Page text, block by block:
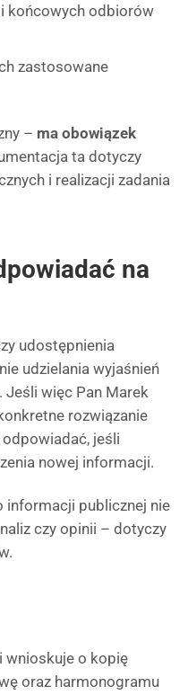
końcowych odbiorów
zastosowane
– ma obowiązek
ta dotyczy
i realizacji zadania
na
udostępnienia
udzielania wyjaśnień
więc Pan Marek
rozwiązanie
jeśli
nowej informacji.
informacji publicznej nie
czy opinii – dotyczy
wnioskuje o kopię
oraz harmonogramu